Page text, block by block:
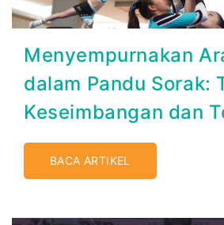
Menyempurnakan
dalam Pandu Sorak:
Keseimbangan dan
BACA ARTIKEL